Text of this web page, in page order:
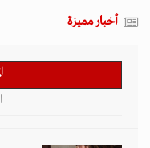
أخبار مميزة